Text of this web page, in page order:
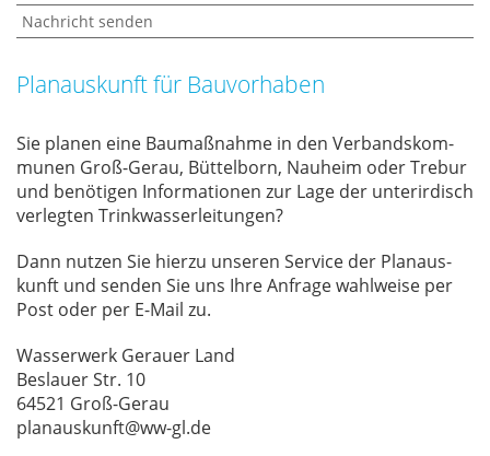
Nachricht senden
Planauskunft für Bauvorhaben
Sie pla­nen eine Bau­maß­nah­me in den Ver­bands­kom­
mu­nen Groß-Gerau, Büt­tel­born, Nau­heim oder Tre­bur
und be­nö­ti­gen In­for­ma­tio­nen zur Lage der un­ter­ir­disch
ver­leg­ten Trink­was­ser­lei­tun­gen?
Dann nut­zen Sie hier­zu un­se­ren Ser­vice der Plan­aus­
kunft und sen­den Sie uns Ihre An­fra­ge wahl­wei­se per
Post oder per E-Mail zu.
Was­ser­werk Ge­r­au­er Land
Bes­lau­er Str. 10
64521 Groß-Gerau
plan­aus­kunft@ww-gl.de